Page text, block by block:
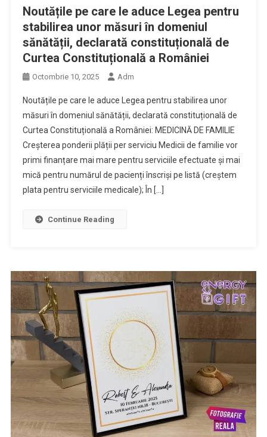
Noutățile pe care le aduce Legea pentru
stabilirea unor măsuri în domeniul
sănătății, declarată constituțională de
Curtea Constituțională a României
Octombrie 10, 2025 Adm
Noutățile pe care le aduce Legea pentru stabilirea unor
măsuri în domeniul sănătății, declarată constituțională de
Curtea Constituțională a României: MEDICINĂ DE FAMILIE
Creșterea ponderii plății per serviciu Medicii de familie vor
primi finanțare mai mare pentru serviciile efectuate și mai
mică pentru numărul de pacienți înscriși pe listă (creștem
plata pentru serviciile medicale); În […]
Continue Reading